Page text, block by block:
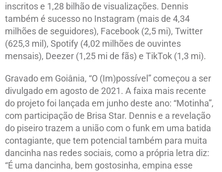
inscritos e 1,28 bilhão de visualizações. Dennis
também é sucesso no Instagram (mais de 4,34
milhões de seguidores), Facebook (2,5 mi), Twitter
(625,3 mil), Spotify (4,02 milhões de ouvintes
mensais), Deezer (1,25 mi de fãs) e TikTok (1,3 mi).
Gravado em Goiânia, “O (Im)possível” começou a ser
divulgado em agosto de 2021. A faixa mais recente
do projeto foi lançada em junho deste ano: “Motinha”,
com participação de Brisa Star. Dennis e a revelação
do piseiro trazem a união com o funk em uma batida
contagiante, que tem potencial também para muita
dancinha nas redes sociais, como a própria letra diz:
“É uma dancinha, bem gostosinha, empina esse